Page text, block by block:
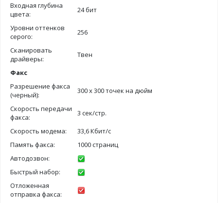
Входная глубина
цвета:
24 бит
Уровни оттенков
серого:
256
Сканировать
драйверы:
Твен
Факс
Разрешение факса
(черный):
300 х 300 точек на дюйм
Скорость передачи
факса:
3 сек/стр.
Скорость модема:
33,6 Кбит/с
Память факса:
1000 страниц
Автодозвон:
Быстрый набор:
Отложенная
отправка факса: